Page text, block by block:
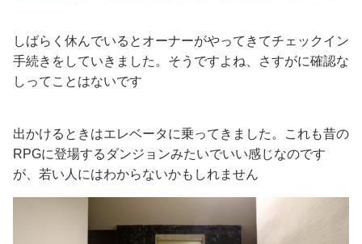
しばらく休んでいるとオーナーがやってきてチェックイン
手続きをしていきました。そうですよね、さすがに確認な
しってことはないです
出かけるときはエレベータに乗ってきました。これも昔の
RPGに登場するダンジョンみたいでいい感じなのです
が、若い人にはわからないかもしれません